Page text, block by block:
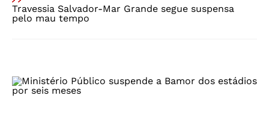
Travessia Salvador-Mar Grande segue suspensa
pelo mau tempo